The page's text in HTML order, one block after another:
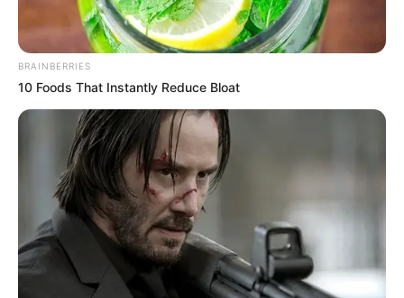
BRAINBERRIES
10 Foods That Instantly Reduce Bloat